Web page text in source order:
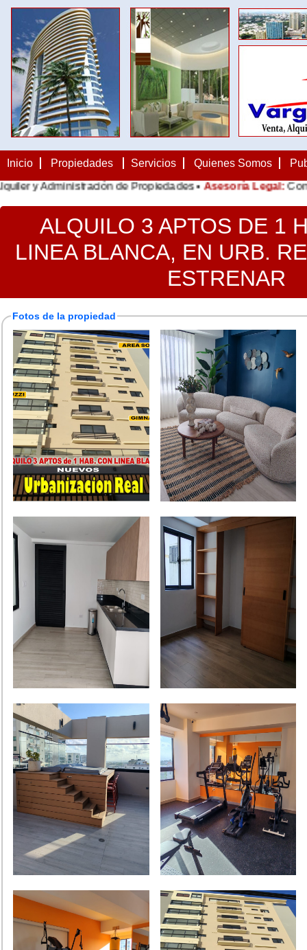
Inicio Propiedades Servicios Quienes Somos
Administración de Propiedades •Asesoría Legal:Contratos,
ALQUILO 3 APTOS DE 1
LINEA BLANCA, EN URB.
ESTRENAR
Fotos de la propiedad